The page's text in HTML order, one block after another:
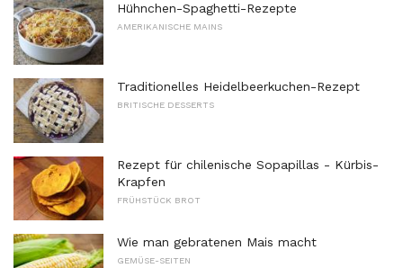
Hühnchen-Spaghetti-Rezepte
AMERIKANISCHE MAINS
Traditionelles Heidelbeerkuchen-Rezept
BRITISCHE DESSERTS
Rezept für chilenische Sopapillas - Kürbis-
Krapfen
FRÜHSTÜCK BROT
Wie man gebratenen Mais macht
GEMÜSE-SEITEN